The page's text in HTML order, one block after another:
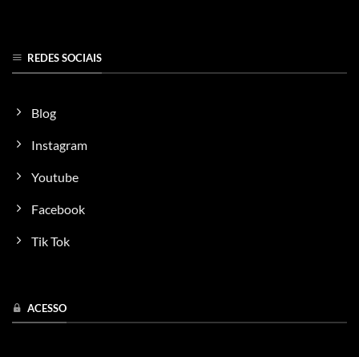
REDES SOCIAIS
Blog
Instagram
Youtube
Facebook
Tik Tok
ACESSO